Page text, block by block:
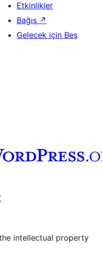
Etkinlikler
Bağış ↗
Gelecek için Beş
ziyaret edin
intellectual property